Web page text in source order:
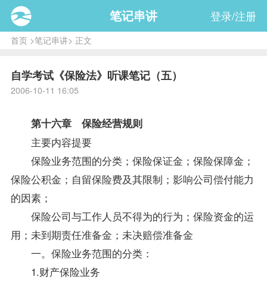
笔记串讲 登录/注册
首页>笔记串讲> 正文
自学考试《保险法》听课笔记（五）
2006-10-11 16:05
第十六章 保险经营规则
主要内容提要
保险业务范围的分类；保险保证金；保险保障金；
保险公积金；自留保险费及其限制；影响公司偿付能力
的因素；
保险公司与工作人员不得为的行为；保险资金的运
用；未到期责任准备金；未决赔偿准备金
一。保险业务范围的分类：
1.财产保险业务